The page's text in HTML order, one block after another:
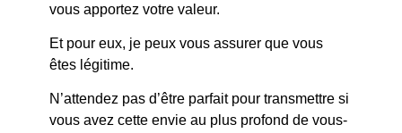
vous apportez votre valeur.
Et pour eux, je peux vous assurer que vous
êtes légitime.
N’attendez pas d’être parfait pour transmettre si
vous avez cette envie au plus profond de vous-